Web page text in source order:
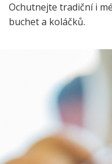
Ochutnejte tradiční i
buchet a koláčků.